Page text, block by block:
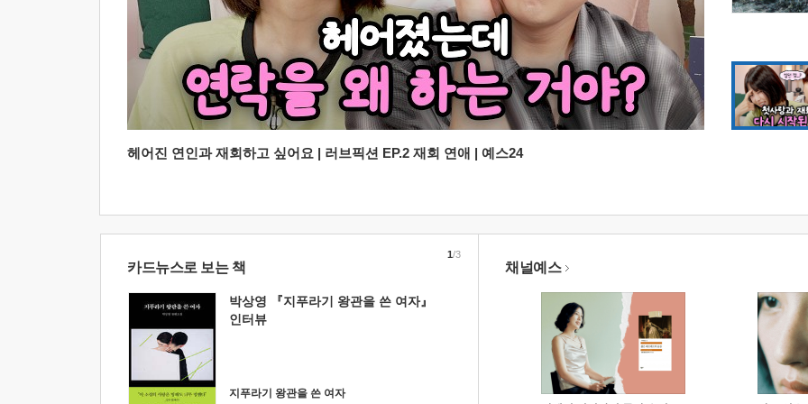
헤어진 연인과 재회하고 싶어요 | 러브픽션 EP.2 재회 연애 | 예스24
카드뉴스로 보는 책
박상영 『지푸라기 왕관을 쓴 여자』
인터뷰
지푸라기 왕관을 쓴 여자
1/3
채널예스